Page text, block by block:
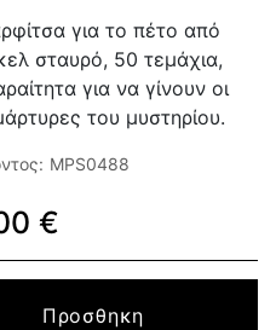
για το πέτο από
σταυρό, 50 τεμάχια,
για να γίνουν οι
του μυστηρίου.
MPS0488
€
Προσθηκη